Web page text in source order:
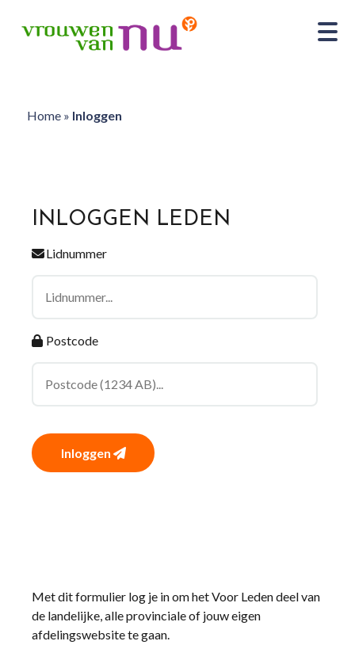
Home» Inloggen
INLOGGEN LEDEN
Lidnummer
Postcode
Inloggen
Met dit formulier log je in om het Voor Leden deel van
de landelijke, alle provinciale of jouw eigen
afdelingswebsite te gaan.